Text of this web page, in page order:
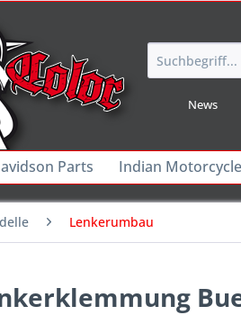
News
Parts Indian
Lenkerumbau